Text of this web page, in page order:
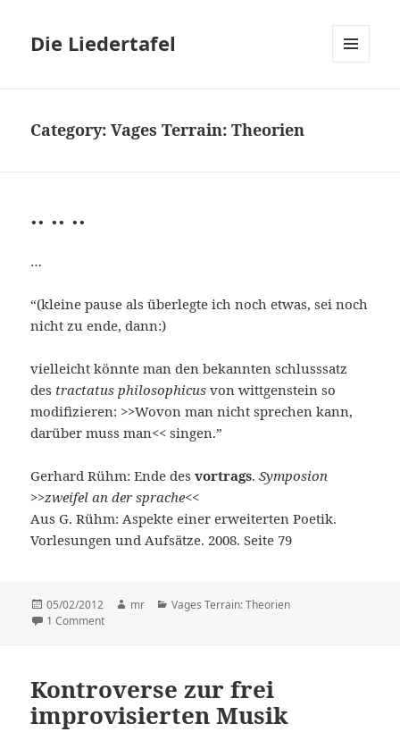
Die Liedertafel
Category: Vages Terrain: Theorien
.. .. ..
…
“(kleine pause als überlegte ich noch etwas, sei noch
nicht zu ende, dann:)
vielleicht könnte man den bekannten schlusssatz
des tractatus philosophicusvon wittgenstein so
modifizieren: >>Wovon man nicht sprechen kann,
darüber muss man<< singen.”
Gerhard Rühm: Ende desvortrags.Symposion
>>zweifel an der sprache<<
Aus G. Rühm: Aspekte einer erweiterten Poetik.
Vorlesungen und Aufsätze. 2008. Seite 79
Posted
on
05/02/2012 Author
mr Categories
Vages Terrain: Theorien
1 Comment
Kontroverse zur frei
improvisierten Musik